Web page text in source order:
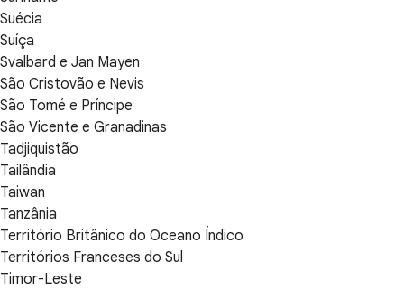
Suécia
Suíça
Svalbard e Jan Mayen
São Cristovão e Nevis
São Tomé e Príncipe
São Vicente e Granadinas
Tadjiquistão
Tailândia
Taiwan
Tanzânia
Território Britânico do Oceano Índico
Territórios Franceses do Sul
Timor-Leste